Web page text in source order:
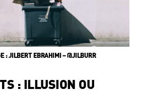
: JILBERT EBRAHIMI – @JILBURR
: ILLUSION OU